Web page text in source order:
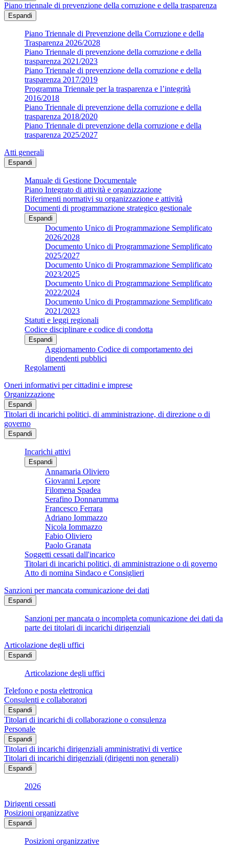
Piano triennale di prevenzione della corruzione e della trasparenza
Espandi
Piano Triennale di Prevenzione della Corruzione e della
Trasparenza 2026/2028
Piano Triennale di prevenzione della corruzione e della
trasparenza 2021/2023
Piano Triennale di prevenzione della corruzione e della
trasparenza 2017/2019
Programma Triennale per la trasparenza e l’integrità
2016/2018
Piano Triennale di prevenzione della corruzione e della
trasparenza 2018/2020
Piano Triennale di prevenzione della corruzione e della
trasparenza 2025/2027
Atti generali
Espandi
Manuale di Gestione Documentale
Piano Integrato di attività e organizzazione
Riferimenti normativi su organizzazione e attività
Documenti di programmazione strategico gestionale
Espandi
Documento Unico di Programmazione Semplificato
2026/2028
Documento Unico di Programmazione Semplificato
2025/2027
Documento Unico di Programmazione Semplificato
2023/2025
Documento Unico di Programmazione Semplificato
2022/2024
Documento Unico di Programmazione Semplificato
2021/2023
Statuti e leggi regionali
Codice disciplinare e codice di condotta
Espandi
Aggiornamento Codice di comportamento dei
dipendenti pubblici
Regolamenti
Oneri informativi per cittadini e imprese
Organizzazione
Espandi
Titolari di incarichi politici, di amministrazione, di direzione o di
governo
Espandi
Incarichi attivi
Espandi
Annamaria Oliviero
Giovanni Lepore
Filomena Spadea
Serafino Donnarumma
Francesco Ferrara
Adriano Iommazzo
Nicola Iommazzo
Fabio Oliviero
Paolo Granata
Soggetti cessati dall'incarico
Titolari di incarichi politici, di amministrazione o di governo
Atto di nomina Sindaco e Consiglieri
Sanzioni per mancata comunicazione dei dati
Espandi
Sanzioni per mancata o incompleta comunicazione dei dati da
parte dei titolari di incarichi dirigenziali
Articolazione degli uffici
Espandi
Articolazione degli uffici
Telefono e posta elettronica
Consulenti e collaboratori
Espandi
Titolari di incarichi di collaborazione o consulenza
Personale
Espandi
Titolari di incarichi dirigenziali amministrativi di vertice
Titolari di incarichi dirigenziali (dirigenti non generali)
Espandi
2026
Dirigenti cessati
Posizioni organizzative
Espandi
Posizioni organizzative